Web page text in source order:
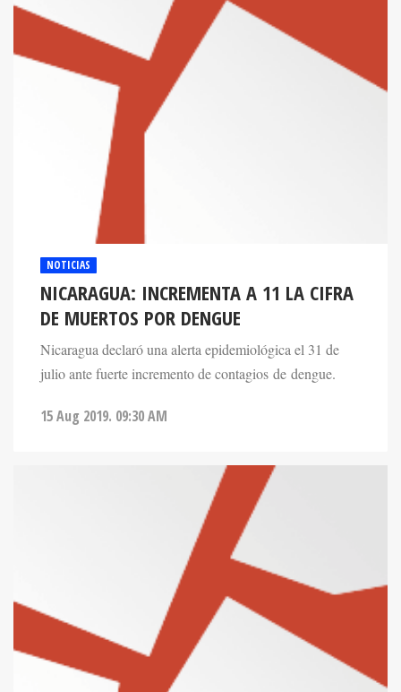
NOTICIAS
NICARAGUA: INCREMENTA A 11 LA CIFRA
DE MUERTOS POR DENGUE
Nicaragua declaró una alerta epidemiológica el 31 de
julio ante fuerte incremento de contagios de dengue.
15 Aug 2019. 09:30 AM